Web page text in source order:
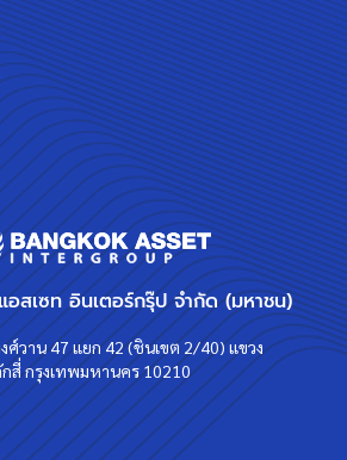
สเซท อินเตอร์กรุ๊ป จำกัด (มหาชน)
ศ์วาน 47 แยก 42 (ชินเขต 2/40) แขวง
สี่ กรุงเทพมหานคร 10210